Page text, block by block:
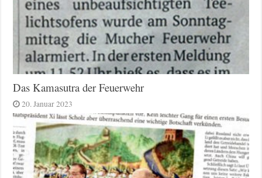
Das Kamasutra der Feuerwehr
20. Januar 2023